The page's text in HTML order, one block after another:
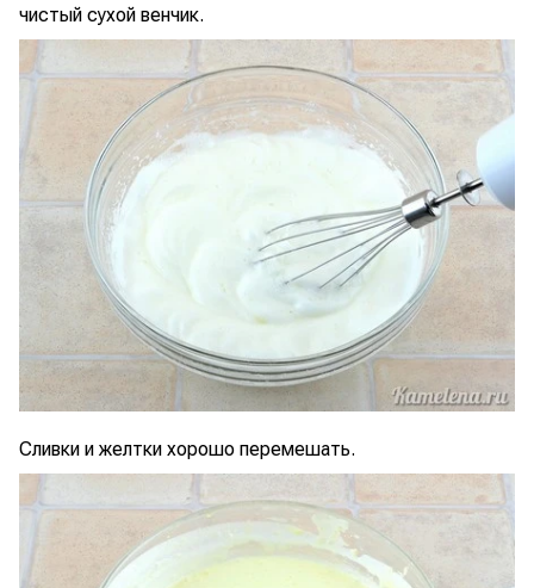
чистый сухой венчик.
Сливки и желтки хорошо перемешать.